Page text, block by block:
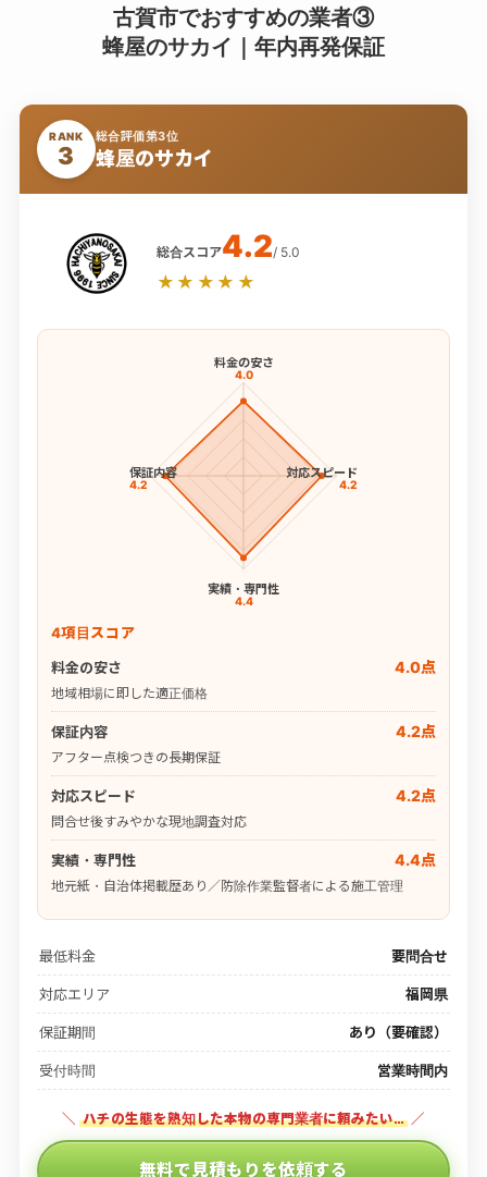
古賀市でおすすめの業者③
蜂屋のサカイ｜年内再発保証
RANK
3
総合評価第3位
蜂屋のサカイ
総合スコア4.2/ 5.0
★★★★★
料金の安さ
4.0
対応スピード
4.2
実績・専門性
4.4
保証内容
4.2
4項目スコア
料金の安さ
4.0点
地域相場に即した適正価格
保証内容 4.2点
アフター点検つきの長期保証
対応スピード 4.2点
問合せ後すみやかな現地調査対応
実績・専門性 4.4点
地元紙・自治体掲載歴あり／防除作業監督者による施工管理
最低料金 要問合せ
対応エリア 福岡県
保証期間 あり（要確認）
受付時間 営業時間内
＼ ハチの生態を熟知した本物の専門業者に頼みたい… ／
無料で見積もりを依頼する